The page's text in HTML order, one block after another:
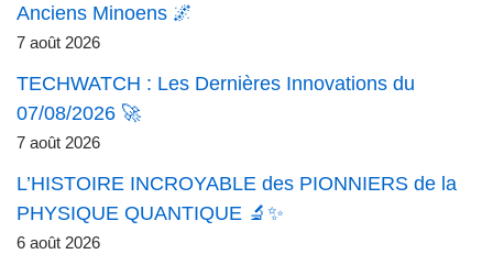
Anciens Minoens 🌌
7 août 2026
TECHWATCH : Les Dernières Innovations du
07/08/2026 🚀
7 août 2026
L’HISTOIRE INCROYABLE des PIONNIERS de la
PHYSIQUE QUANTIQUE 🔬✨
6 août 2026